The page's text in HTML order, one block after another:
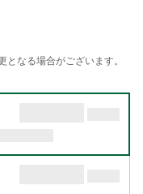
なる場合がございます。